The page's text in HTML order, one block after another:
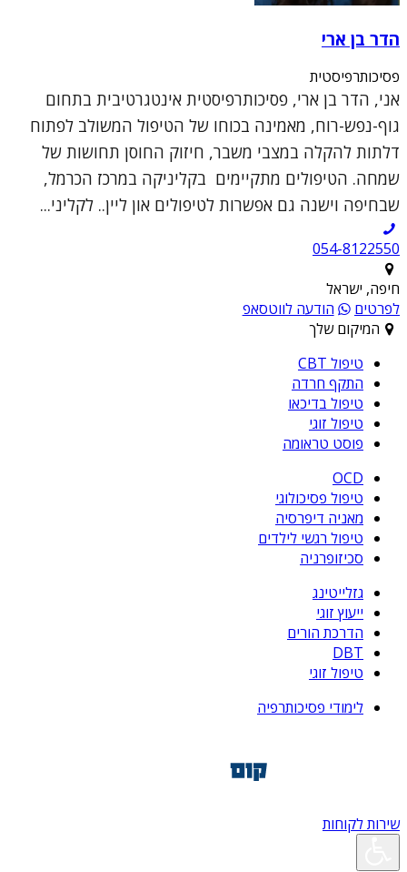
הדר בן ארי
פסיכותרפיסטית
אני, הדר בן ארי, פסיכותרפיסטית אינטגרטיבית בתחום
גוף-נפש-רוח, מאמינה בכוחו של הטיפול המשולב לפתוח
דלתות להקלה במצבי משבר, חיזוק החוסן תחושות של
שמחה. הטיפולים מתקיימים בקליניקה במרכז הכרמל,
שבחיפה וישנה גם אפשרות לטיפולים און ליין.. לקליני...
054-8122550
חיפה, ישראל
לפרטים
הודעה לווטסאפ
המיקום שלך
טיפול CBT
התקף חרדה
טיפול בדיכאו
טיפול זוגי
פוסט טראומה
OCD
טיפול פסיכולוגי
מאניה דיפרסיה
טיפול רגשי לילדים
סכיזופרניה
גזלייטינג
ייעוץ זוגי
הדרכת הורים
DBT
טיפול זוגי
לימודי פסיכותרפיה
שירות לקוחות